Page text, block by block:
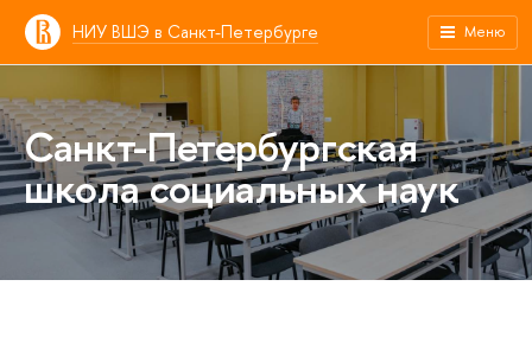
НИУ ВШЭ в Санкт-Петербурге Меню
Санкт-Петербургская
школа социальных наук